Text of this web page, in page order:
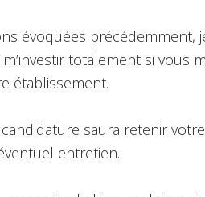
évoquées précédemment,
totalement si vous
établissement.
saura retenir
entretien.